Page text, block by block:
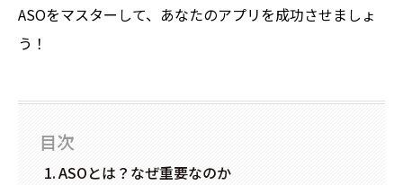
ASOをマスターして、あなたのアプリを成功させましょ
う！
目次
ASOとは？なぜ重要なのか